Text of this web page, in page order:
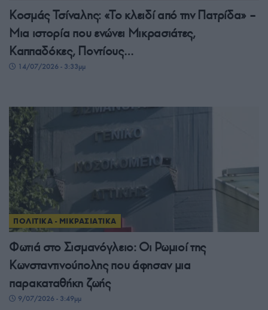
Κοσμάς Τσίναλης: «Το κλειδί από την Πατρίδα» –
Μια ιστορία που ενώνει Μικρασιάτες,
Καππαδόκες, Ποντίους…
14/07/2026 - 3:33μμ
ΠΟΛΙΤΙΚΑ - ΜΙΚΡΑΣΙΑΤΙΚΑ
Φωτιά στο Σισμανόγλειο: Οι Ρωμιοί της
Κωνσταντινούπολης που άφησαν μια
παρακαταθήκη ζωής
9/07/2026 - 3:49μμ